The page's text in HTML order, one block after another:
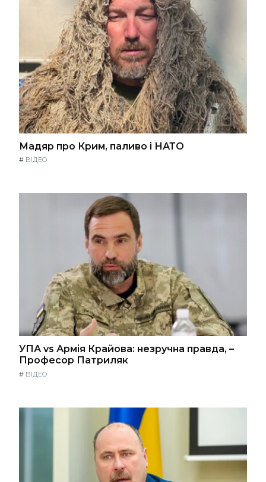
Мадяр про Крим, паливо і НАТО
# ВІДЕО
УПА vs Армія Крайова: незручна правда, –
Професор Патриляк
# ВІДЕО